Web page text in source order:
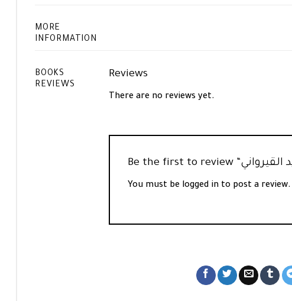
MORE
INFORMATION
BOOKS
REVIEWS
Reviews
There are no reviews yet.
You must be logged in to post a review.